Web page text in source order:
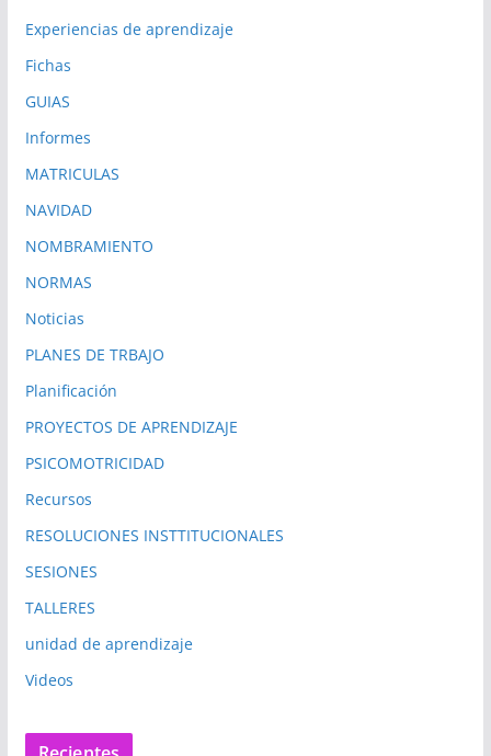
Experiencias de aprendizaje
Fichas
GUIAS
Informes
MATRICULAS
NAVIDAD
NOMBRAMIENTO
NORMAS
Noticias
PLANES DE TRBAJO
Planificación
PROYECTOS DE APRENDIZAJE
PSICOMOTRICIDAD
Recursos
RESOLUCIONES INSTTITUCIONALES
SESIONES
TALLERES
unidad de aprendizaje
Videos